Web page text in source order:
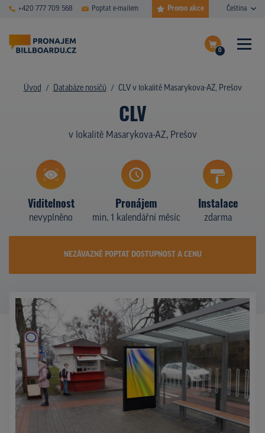
+420 777 709 568 Poptat e-mailem Promo akce Čeština
0
Dokončit poptávku
Zobrazit nosiče na mapě
ČASTÉ DOTAZY
DATABÁZE NOSIČŮ
PLOCHY V AKCI
CENY
Z PRAXE
KDO JSME
PROMO AKCE
Úvod Databáze nosičů CLV v lokalitě Masarykova-AZ, Prešov
CLV
v lokalitě Masarykova-AZ, Prešov
Viditelnost
nevyplněno
Pronájem
min. 1 kalendářní měsíc
Instalace
zdarma
NEZÁVAZNĚ POPTAT DOSTUPNOST A CENU